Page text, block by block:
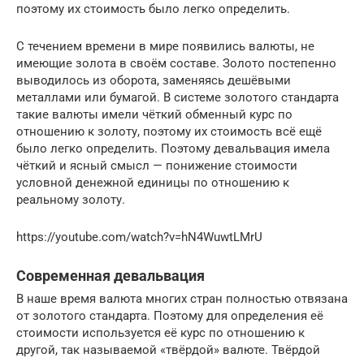
поэтому их стоимость было легко определить.
С течением времени в мире появились валюты, не
имеющие золота в своём составе. Золото постепенно
выводилось из оборота, заменяясь дешёвыми
металлами или бумагой. В системе золотого стандарта
такие валюты имели чёткий обменный курс по
отношению к золоту, поэтому их стоимость всё ещё
было легко определить. Поэтому девальвация имела
чёткий и ясный смысл — понижение стоимости
условной денежной единицы по отношению к
реальному золоту.
https://youtube.com/watch?v=hN4WuwtLMrU
Современная девальвация
В наше время валюта многих стран полностью отвязана
от золотого стандарта. Поэтому для определения её
стоимости используется её курс по отношению к
другой, так называемой «твёрдой» валюте. Твёрдой